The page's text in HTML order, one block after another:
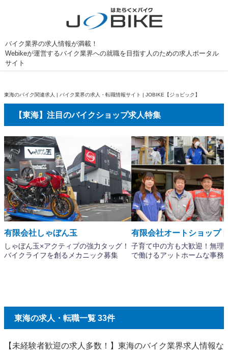
バイク業界の求人情報が満載！
Webikeが運営するバイク業界への就職を目指す人のための求人ポータル
サイト
東海のバイク関連求人 | バイク業界の求人・転職情報サイト | JOBIKE【ジョビック】
【東海】注目のバイクショップ求人特集
東海の求人・転職一覧 33件
【未経験者歓迎の求人多数！】東海のバイク業界求人情報な